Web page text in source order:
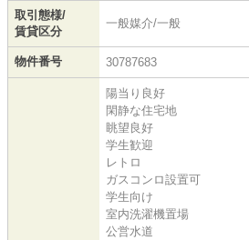
取引態様/
賃貸区分
一般媒介/一般
物件番号 30787683
陽当り良好
閑静な住宅地
眺望良好
学生歓迎
レトロ
ガスコンロ設置可
学生向け
室内洗濯機置場
公営水道